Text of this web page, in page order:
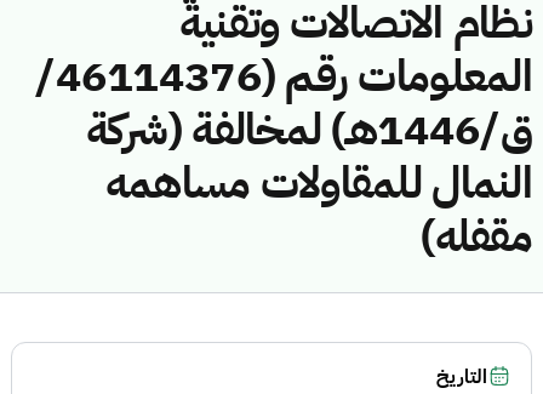
نظام الاتصالات وتقنية
المعلومات رقم (46114376/
ق/1446هـ) لمخالفة (شركة
النمال للمقاولات مساهمه
مقفله)
التاريخ